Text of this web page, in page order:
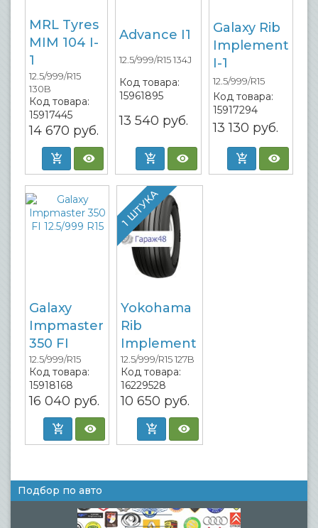
MRL Tyres
MIM 104 I-
1
12.5/999/R15
130B
Код товара:
15917445
14 670 руб.
Advance I1
12.5/999/R15 134J
Код товара:
15961895
13 540 руб.
Galaxy Rib
Implement
I-1
12.5/999/R15
Код товара:
15917294
13 130 руб.
Galaxy
Impmaster
350 FI
12.5/999/R15
Код товара:
15918168
16 040 руб.
1 ШТУКА
Yokohama
Rib
Implement
12.5/999/R15 127B
Код товара:
16229528
10 650 руб.
Подбор по авто